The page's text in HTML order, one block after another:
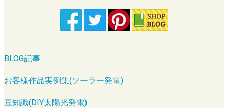
BLOG記事
お客様作品実例集(ソーラー発電)
豆知識(DIY太陽光発電)